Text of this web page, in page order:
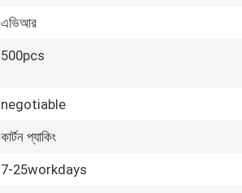
এভিআর
500pcs
negotiable
কার্টন প্যাকিং
7-25workdays